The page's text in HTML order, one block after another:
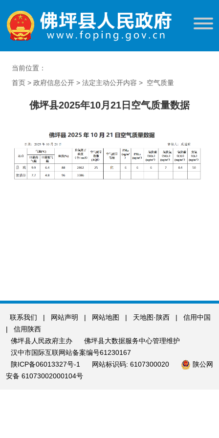
当前位置：
首页 > 政府信息公开 > 法定主动公开内容 > 空气质量
佛坪县2025年10月21日空气质量数据
联系我们 | 网站声明 | 网站地图 | 天地图·陕西 |
信用中国
|
信用陕西
佛坪县人民政府主办
佛坪县大数据服务中心管理维护
汉中市国际互联网站备案编号61230167
陕ICP备06013327号-1
网站标识码: 6107300020
陕公网
安备 61073002000104号